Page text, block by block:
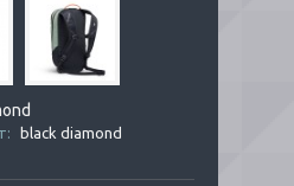
black diamond